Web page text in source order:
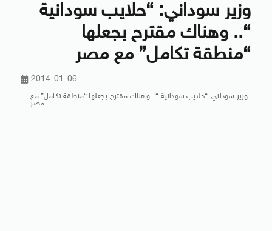
وزير سوداني: “حلايب سودانية
“.. وهناك مقترح بجعلها
“منطقة تكامل” مع مصر
2014-01-06